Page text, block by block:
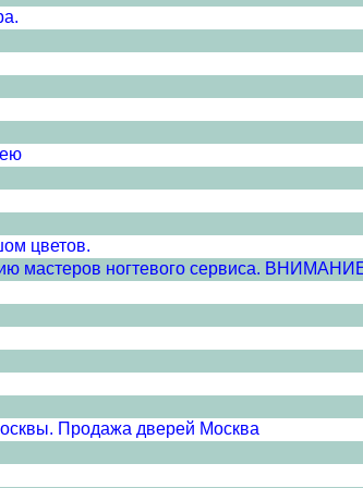
цветов.
мастеров ногтевого сервиса.
Продажа дверей Москва